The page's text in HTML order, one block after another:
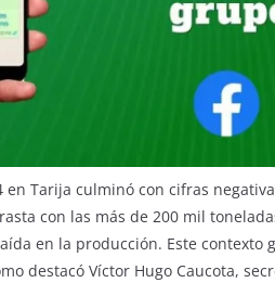
en Tarija culminó con cifras
con las más de 200 mil
en la producción. Este
destacó Víctor Hugo Caucota,